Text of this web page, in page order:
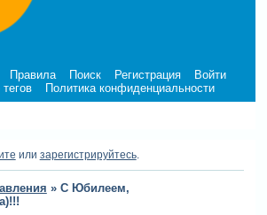
Правила Поиск Регистрация
Войти
Политика конфиденциальности
или зарегистрируйтесь.
» С Юбилеем,